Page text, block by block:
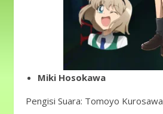
Miki Hosokawa
Pengisi Suara: Tomoyo Kurosawa